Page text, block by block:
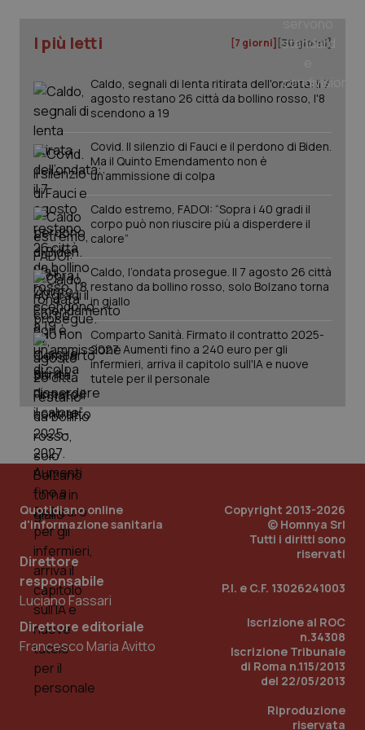
I più letti [7 giorni] [30 giorni]
Caldo, segnali di lenta ritirata dell'ondata: il 7
agosto restano 26 città da bollino rosso, l'8
scendono a 19
Covid. Il silenzio di Fauci e il perdono di Biden.
Ma il Quinto Emendamento non è
un’ammissione di colpa
Caldo estremo, FADOI: “Sopra i 40 gradi il
corpo può non riuscire più a disperdere il
calore”
Caldo, l’ondata prosegue. Il 7 agosto 26 città
restano da bollino rosso, solo Bolzano torna
in giallo
Comparto Sanità. Firmato il contratto 2025-
2027. Aumenti fino a 240 euro per gli
infermieri, arriva il capitolo sull'IA e nuove
tutele per il personale
Quotidiano online
d'informazione sanitaria
Direttore
responsabile
Luciano Fassari
Direttore editoriale
Francesco Maria Avitto
Copyright 2013-2026
© Homnya Srl
Tutti i diritti sono
riservati
P.I. e C.F. 13026241003
Iscrizione al ROC
n.34308
Iscrizione Tribunale
di Roma n.115/2013
del 22/05/2013
Riproduzione
riservata
tracking-sites-ironfish-
tracking-enable
www.quotidianosanita.it
tracking-sites-ironfish-
session-id
_ga